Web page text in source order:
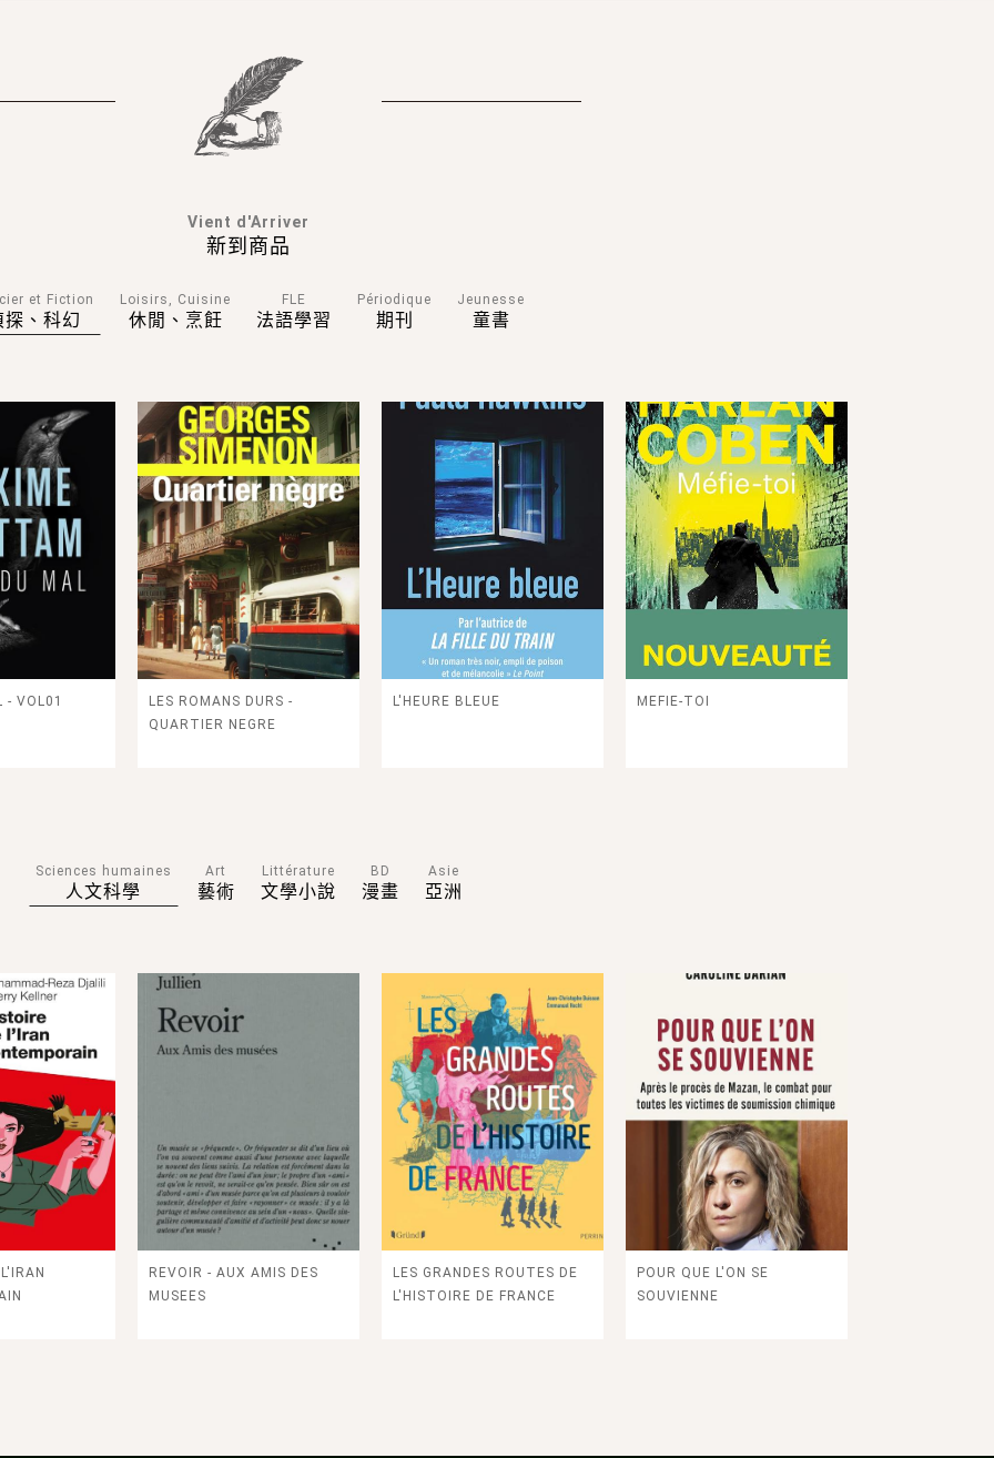
新到商品
Vient d'Arriver
et Fiction
探、科幻
Loisirs, Cuisine
休閒、烹飪
FLE
法語學習
Périodique
期刊
Jeunesse
童書
- VOL01
LES ROMANS DURS -
QUARTIER NEGRE
L'HEURE BLEUE MEFIE-TOI
Sciences humaines
人文科學
Art
藝術
Littérature
文學小說
BD
漫畫
Asie
亞洲
REVOIR - AUX AMIS DES
MUSEES
LES GRANDES ROUTES DE
L'HISTOIRE DE FRANCE
POUR QUE L'ON SE
SOUVIENNE